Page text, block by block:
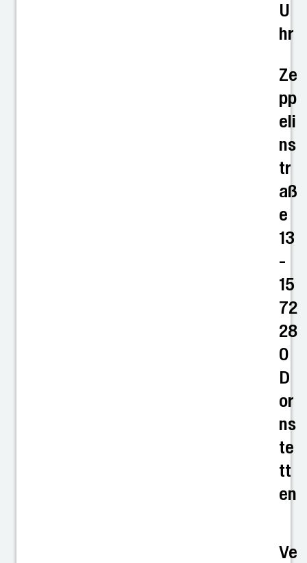
U
hr
Ze
pp
eli
ns
tr
aß
e
13
-
15
72
28
0
D
or
ns
te
tt
en
Ve